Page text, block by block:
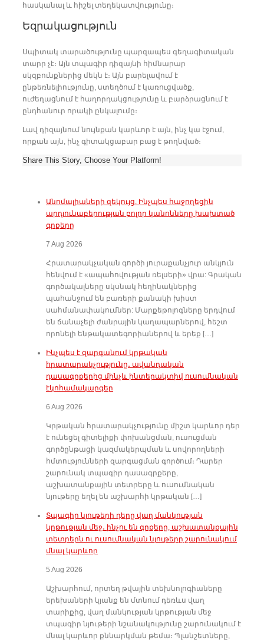
հասկանալ և հիշել տեղեկատվությունը։
Եզրակացություն
Սպիտակ տարածությունը պարզապես գեղագիտական
տարր չէ։ Այն տպագիր դիզայնի հիմնարար
սկզբունքներից մեկն է։ Այն բարելավում է
ընթեռնելիությունը, ստեղծում է կառուցվածք,
ուժեղացնում է հաղորդակցությունը և բարձրացնում է
ընդհանուր որակի ընկալումը։
Լավ դիզայնում նույնքան կարևոր է այն, ինչ կա էջում,
որքան այն, ինչ գիտակցաբար բաց է թողնված։
Share This Story, Choose Your Platform!
Անոմալիաների զեկույց. Ինչպես հաջողեցին
արդյունաբերության բոլոր կանոնները խախտած
գրքերը
7 Aug 2026
Հրատարակչական գործի յուրաքանչյուր անկյուն
հենվում է «ապահովության ռելսերի» վրա: Գրական
գործակալները սկսնակ հեղինակներից
պահանջում են բառերի քանակի խիստ
սահմանափակումներ: Մարքեթոլոգները երդվում
են ճանաչելի ժանրային կաղապարներով, հեշտ
որոնելի ենթակատեգորիաներով և երեք […]
Ինչպես է զարգանում կրթական
հրատարակչությունը․ ավանդական
դասագրքերից մինչև ինտերակտիվ ուսումնական
էկոհամակարգեր
6 Aug 2026
Կրթական հրատարակչությունը միշտ կարևոր դեր
է ունեցել գիտելիքի փոխանցման, ուսուցման
գործընթացի կազմակերպման և սովորողների
հմտությունների զարգացման գործում։ Դարեր
շարունակ տպագիր դասագրքերը,
աշխատանքային տետրերը և ուսումնական
նյութերը եղել են աշխարհի կրթական […]
Տպագիր նյութերի դերը վաղ մանկության
կրթության մեջ․ ինչու են գրքերը, աշխատանքային
տետրերն ու ուսումնական նյութերը շարունակում
մնալ կարևոր
5 Aug 2026
Աշխարհում, որտեղ թվային տեխնոլոգիաները
երեխաների կյանք են մտնում դեռևս վաղ
տարիքից, վաղ մանկության կրթության մեջ
տպագիր նյութերի նշանակությունը շարունակում է
մնալ կարևոր քննարկման թեմա։ Պլանշետները,